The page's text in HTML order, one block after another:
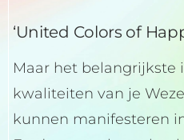
‘United Colors of
Maar het belangrijkste
kwaliteiten van je
kunnen manifesteren